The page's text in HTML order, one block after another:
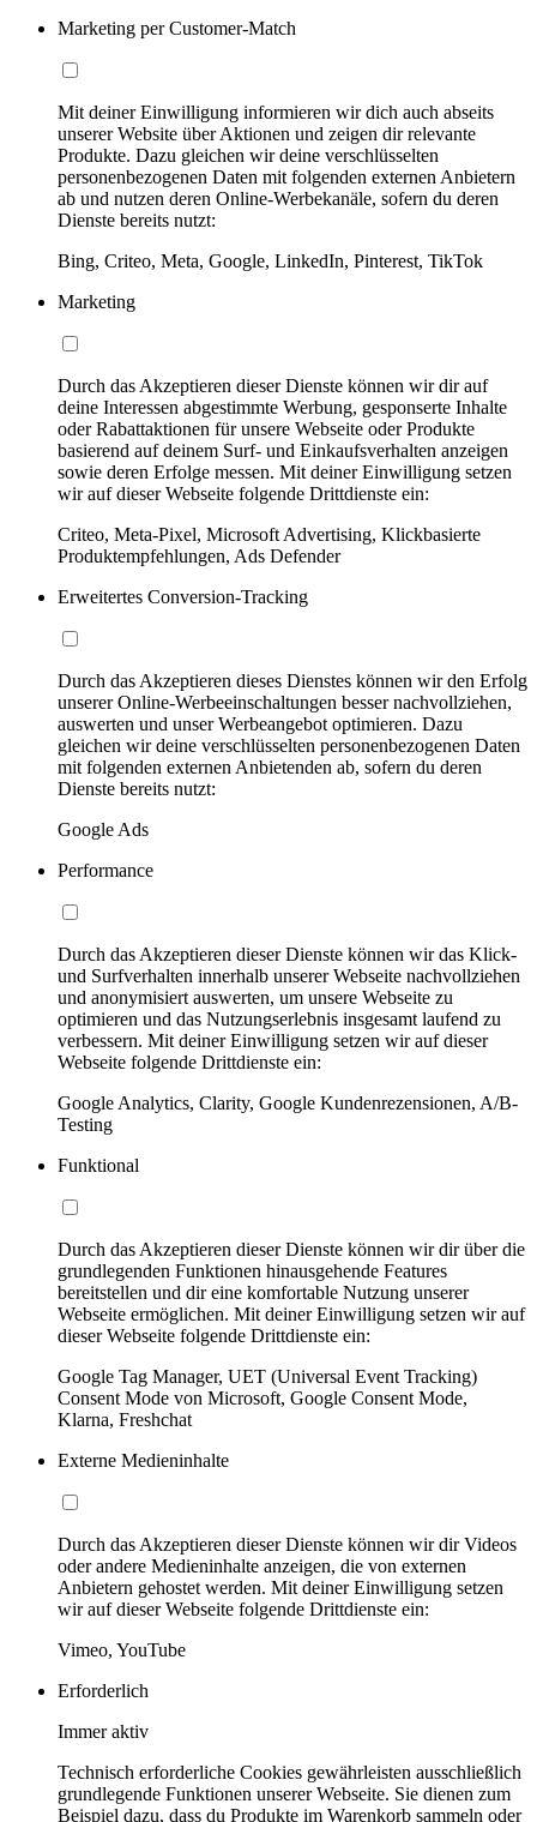
Marketing per Customer-Match
Mit deiner Einwilligung informieren wir dich auch abseits
unserer Website über Aktionen und zeigen dir relevante
Produkte. Dazu gleichen wir deine verschlüsselten
personenbezogenen Daten mit folgenden externen Anbietern
ab und nutzen deren Online-Werbekanäle, sofern du deren
Dienste bereits nutzt:
Bing, Criteo, Meta, Google, LinkedIn, Pinterest, TikTok
Marketing
Durch das Akzeptieren dieser Dienste können wir dir auf
deine Interessen abgestimmte Werbung, gesponserte Inhalte
oder Rabattaktionen für unsere Webseite oder Produkte
basierend auf deinem Surf- und Einkaufsverhalten anzeigen
sowie deren Erfolge messen. Mit deiner Einwilligung setzen
wir auf dieser Webseite folgende Drittdienste ein:
Criteo, Meta-Pixel, Microsoft Advertising, Klickbasierte
Produktempfehlungen, Ads Defender
Erweitertes Conversion-Tracking
Durch das Akzeptieren dieses Dienstes können wir den Erfolg
unserer Online-Werbeeinschaltungen besser nachvollziehen,
auswerten und unser Werbeangebot optimieren. Dazu
gleichen wir deine verschlüsselten personenbezogenen Daten
mit folgenden externen Anbietenden ab, sofern du deren
Dienste bereits nutzt:
Google Ads
Performance
Durch das Akzeptieren dieser Dienste können wir das Klick-
und Surfverhalten innerhalb unserer Webseite nachvollziehen
und anonymisiert auswerten, um unsere Webseite zu
optimieren und das Nutzungserlebnis insgesamt laufend zu
verbessern. Mit deiner Einwilligung setzen wir auf dieser
Webseite folgende Drittdienste ein:
Google Analytics, Clarity, Google Kundenrezensionen, A/B-
Testing
Funktional
Durch das Akzeptieren dieser Dienste können wir dir über die
grundlegenden Funktionen hinausgehende Features
bereitstellen und dir eine komfortable Nutzung unserer
Webseite ermöglichen. Mit deiner Einwilligung setzen wir auf
dieser Webseite folgende Drittdienste ein:
Google Tag Manager, UET (Universal Event Tracking)
Consent Mode von Microsoft, Google Consent Mode,
Klarna, Freshchat
Externe Medieninhalte
Durch das Akzeptieren dieser Dienste können wir dir Videos
oder andere Medieninhalte anzeigen, die von externen
Anbietern gehostet werden. Mit deiner Einwilligung setzen
wir auf dieser Webseite folgende Drittdienste ein:
Vimeo, YouTube
Erforderlich
Immer aktiv
Technisch erforderliche Cookies gewährleisten ausschließlich
grundlegende Funktionen unserer Webseite. Sie dienen zum
Beispiel dazu, dass du Produkte im Warenkorb sammeln oder